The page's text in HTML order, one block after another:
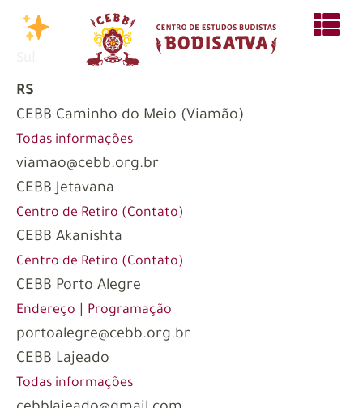
RS
CEBB Caminho do Meio (Viamão)
Todas informações
viamao@cebb.org.br
CEBB Jetavana
Centro de Retiro (Contato)
CEBB Akanishta
Centro de Retiro (Contato)
CEBB Porto Alegre
Endereço Programação
portoalegre@cebb.org.br
CEBB Lajeado
Todas informações